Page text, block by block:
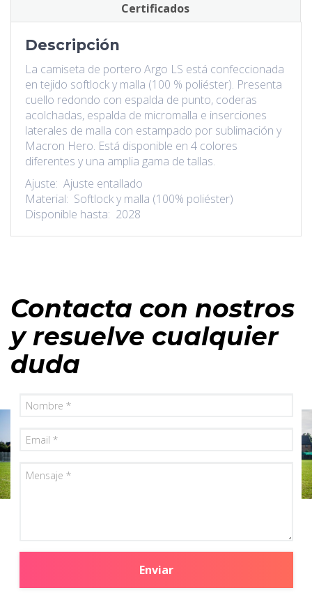
Certificados
Descripción
La camiseta de portero Argo LS está confeccionada
en tejido softlock y malla (100 % poliéster). Presenta
cuello redondo con espalda de punto, coderas
acolchadas, espalda de micromalla e inserciones
laterales de malla con estampado por sublimación y
Macron Hero. Está disponible en 4 colores
diferentes y una amplia gama de tallas.
Ajuste: Ajuste entallado
Material: Softlock y malla (100% poliéster)
Disponible hasta: 2028
Contacta con nostros
y resuelve cualquier
duda
Enviar